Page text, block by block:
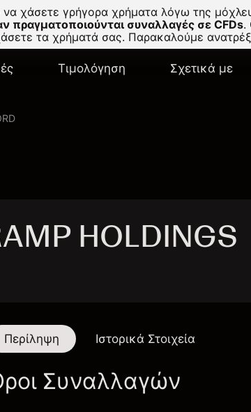
να χάσετε γρήγορα χρήματα λόγω της
συναλλαγές σε CFDs.
τα χρήματά σας. Παρακαλούμε
Τιμολόγηση Σχετικά με
HOLDINGS
Περίληψη Ιστορικά Στοιχεία
Συναλλαγών